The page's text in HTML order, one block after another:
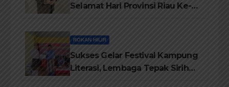
Selamat Hari Provinsi Riau Ke-
ROKAN HILIR
Sukses Gelar Festival Kampung
Literasi, Lembaga Tepak Sirih